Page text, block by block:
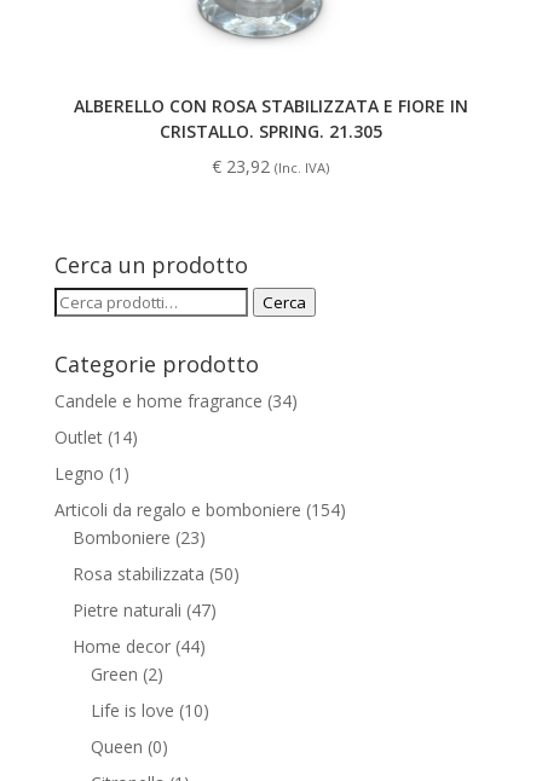
ALBERELLO CON ROSA STABILIZZATA E FIORE IN
CRISTALLO. SPRING. 21.305
€ 23,92 (Inc. IVA)
Cerca un prodotto
Cerca: Cerca
Categorie prodotto
Candele e home fragrance (34)
Outlet (14)
Legno (1)
Articoli da regalo e bomboniere (154)
Bomboniere (23)
Rosa stabilizzata (50)
Pietre naturali (47)
Home decor (44)
Green (2)
Life is love (10)
Queen (0)